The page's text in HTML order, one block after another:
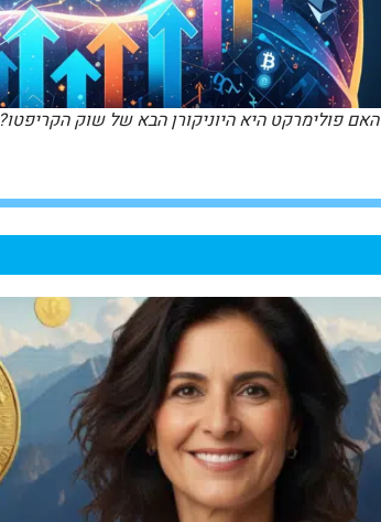
האם פולימרקט היא היוניקורן הבא של שוק הקריפטו?